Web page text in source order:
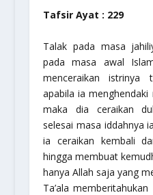
Tafsir Ayat : 229
Talak pada masa
pada masa awal
menceraikan
apabila ia
maka dia ceraikan
selesai masa iddahnya
ia ceraikan kembali
hingga membuat
hanya Allah saja yang